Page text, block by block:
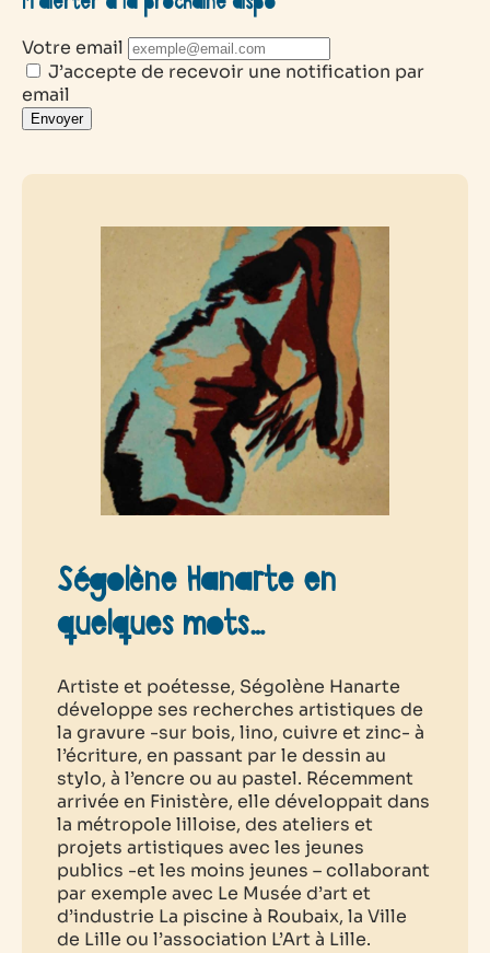
Votre email
J’accepte de recevoir une notification par
email
Envoyer
Ségolène Hanarte en
quelques mots…
Artiste et poétesse, Ségolène Hanarte
développe ses recherches artistiques de
la gravure -sur bois, lino, cuivre et zinc- à
l’écriture, en passant par le dessin au
stylo, à l’encre ou au pastel. Récemment
arrivée en Finistère, elle développait dans
la métropole lilloise, des ateliers et
projets artistiques avec les jeunes
publics -et les moins jeunes – collaborant
par exemple avec Le Musée d’art et
d’industrie La piscine à Roubaix, la Ville
de Lille ou l’association L’Art à Lille.